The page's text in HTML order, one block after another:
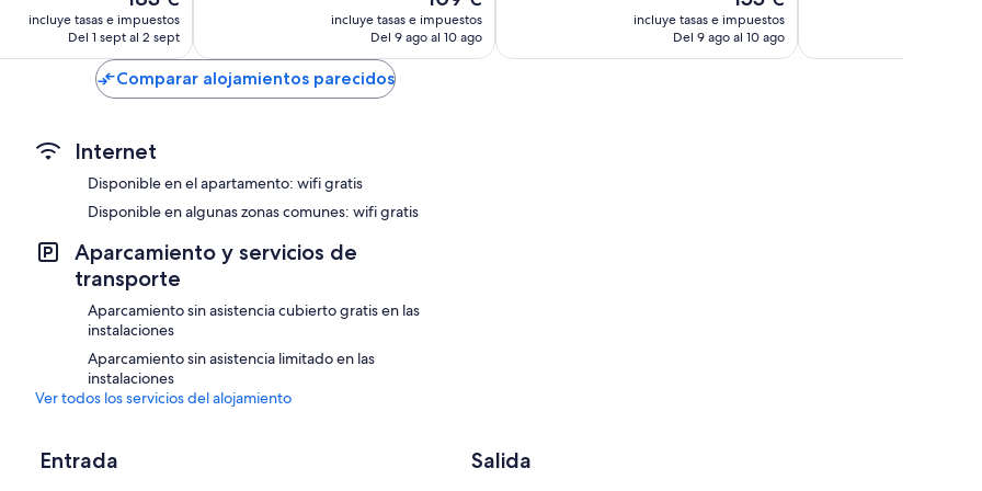
precio
actual
de
183 €
incluye tasas e impuestos
Del 1 sept al 2 sept
precio
actual
incluye tasas e impuestos
Del 9 ago al 10 ago
precio
actual
incluye tasas e impuestos
Del 9 ago al 10 ago
Comparar alojamientos parecidos
Internet
Disponible en el apartamento: wifi gratis
Disponible en algunas zonas comunes: wifi gratis
Aparcamiento y servicios de
transporte
Aparcamiento sin asistencia cubierto gratis en las
instalaciones
Aparcamiento sin asistencia limitado en las
instalaciones
Ver todos los servicios del alojamiento
Entrada Salida